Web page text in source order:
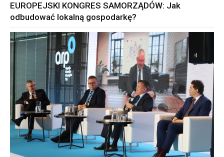
EUROPEJSKI KONGRES SAMORZĄDÓW: Jak
odbudować lokalną gospodarkę?